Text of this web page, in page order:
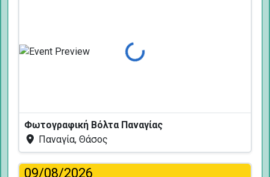
Φόρτωση...
Φωτογραφική Βόλτα Παναγίας
Παναγία, Θάσος
09/08/2026